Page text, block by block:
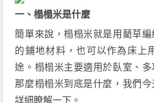
一、榻榻米是什麼
簡單來說，榻榻米就是用藺草
的鋪地材料，也可以作為床上
途。榻榻米主要適用於臥室、多
那麼榻榻米到底是什麼，我們
詳細瞭解一下。